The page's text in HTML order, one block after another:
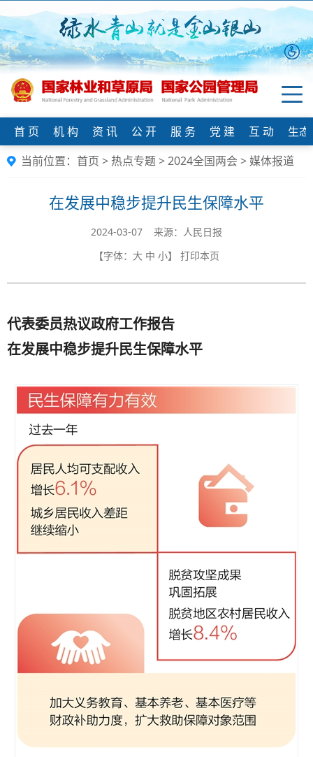
首 页 机 构 资 讯 公 开 服 务 党 建 互 动
生
当前位置： 首页 > 热点专题>2024全国两会 >媒体报道
在发展中稳步提升民生保障水平
2024-03-07 来源：人民日报
【字体： 大 中 小】 打印本页
代表委员热议政府工作报告
在发展中稳步提升民生保障水平